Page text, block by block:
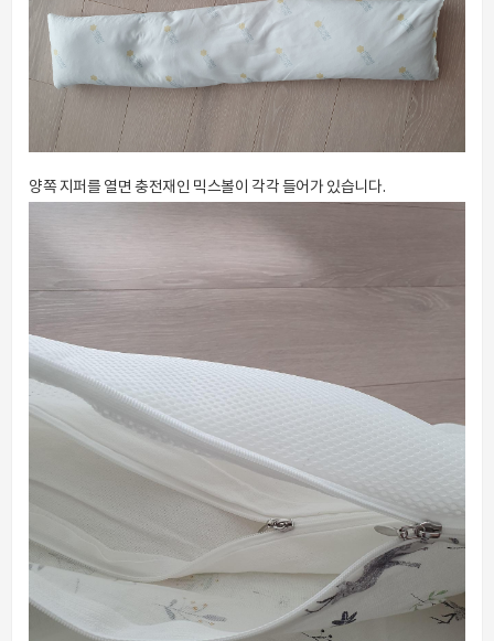
양쪽 지퍼를 열면 충전재인 믹스볼이 각각 들어가 있습니다.